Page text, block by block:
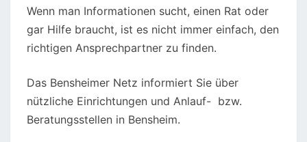
Wenn man Informationen sucht, einen Rat oder
gar Hilfe braucht, ist es nicht immer einfach, den
richtigen Ansprechpartner zu finden.
Das Bensheimer Netz informiert Sie über
nützliche Einrichtungen und Anlauf- bzw.
Beratungsstellen in Bensheim.